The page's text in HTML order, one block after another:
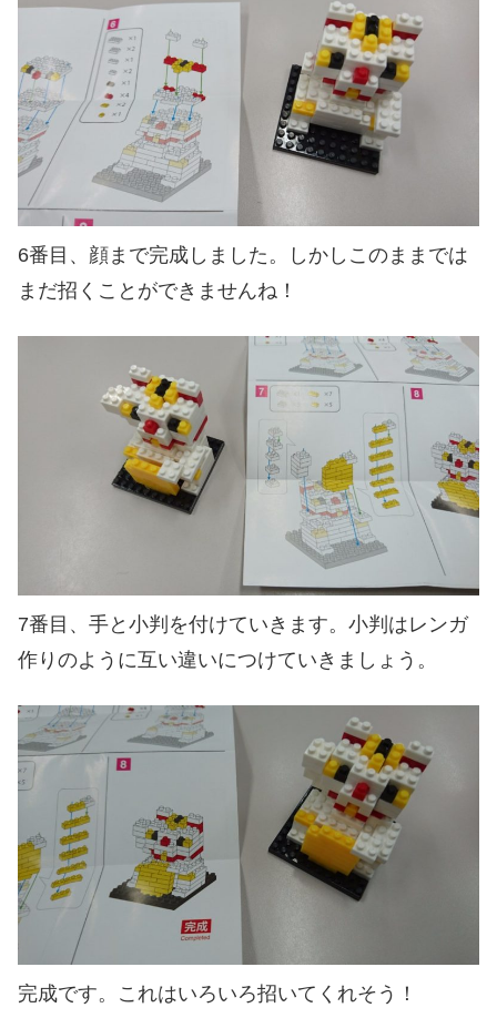
6番目、顔まで完成しました。しかしこのままでは
まだ招くことができませんね！
7番目、手と小判を付けていきます。小判はレンガ
作りのように互い違いにつけていきましょう。
完成です。これはいろいろ招いてくれそう！